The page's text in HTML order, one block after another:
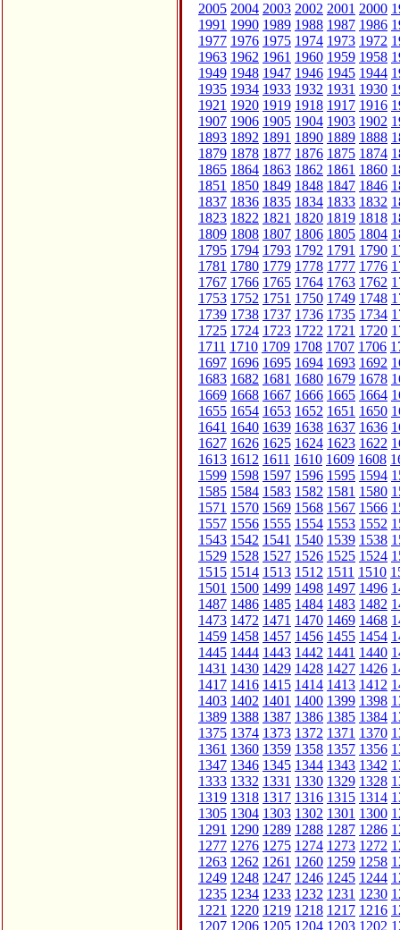
2005 2004 2003 2002 2001 2000
1991 1990 1989 1988 1987 1986
1977 1976 1975 1974 1973 1972
1963 1962 1961 1960 1959 1958
1949 1948 1947 1946 1945 1944
1935 1934 1933 1932 1931 1930
1921 1920 1919 1918 1917 1916
1907 1906 1905 1904 1903 1902
1893 1892 1891 1890 1889 1888
1879 1878 1877 1876 1875 1874
1865 1864 1863 1862 1861 1860
1851 1850 1849 1848 1847 1846
1837 1836 1835 1834 1833 1832
1823 1822 1821 1820 1819 1818
1809 1808 1807 1806 1805 1804
1795 1794 1793 1792 1791 1790
1781 1780 1779 1778 1777 1776
1767 1766 1765 1764 1763 1762
1753 1752 1751 1750 1749 1748
1739 1738 1737 1736 1735 1734
1725 1724 1723 1722 1721 1720
1711 1710 1709 1708 1707 1706
1697 1696 1695 1694 1693 1692
1683 1682 1681 1680 1679 1678
1669 1668 1667 1666 1665 1664
1655 1654 1653 1652 1651 1650
1641 1640 1639 1638 1637 1636
1627 1626 1625 1624 1623 1622
1613 1612 1611 1610 1609 1608
1599 1598 1597 1596 1595 1594
1585 1584 1583 1582 1581 1580
1571 1570 1569 1568 1567 1566
1557 1556 1555 1554 1553 1552
1543 1542 1541 1540 1539 1538
1529 1528 1527 1526 1525 1524
1515 1514 1513 1512 1511 1510
1501 1500 1499 1498 1497 1496
1487 1486 1485 1484 1483 1482
1473 1472 1471 1470 1469 1468
1459 1458 1457 1456 1455 1454
1445 1444 1443 1442 1441 1440
1431 1430 1429 1428 1427 1426
1417 1416 1415 1414 1413 1412
1403 1402 1401 1400 1399 1398
1389 1388 1387 1386 1385 1384
1375 1374 1373 1372 1371 1370
1361 1360 1359 1358 1357 1356
1347 1346 1345 1344 1343 1342
1333 1332 1331 1330 1329 1328
1319 1318 1317 1316 1315 1314
1305 1304 1303 1302 1301 1300
1291 1290 1289 1288 1287 1286
1277 1276 1275 1274 1273 1272
1263 1262 1261 1260 1259 1258
1249 1248 1247 1246 1245 1244
1235 1234 1233 1232 1231 1230
1221 1220 1219 1218 1217 1216
1207 1206 1205 1204 1203 1202